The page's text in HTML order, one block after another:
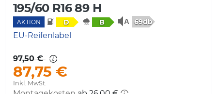
195/60 R16 89 H
AKTION D B 69db
EU-Reifenlabel
97,50 €
87,75 €
Inkl. MwSt.